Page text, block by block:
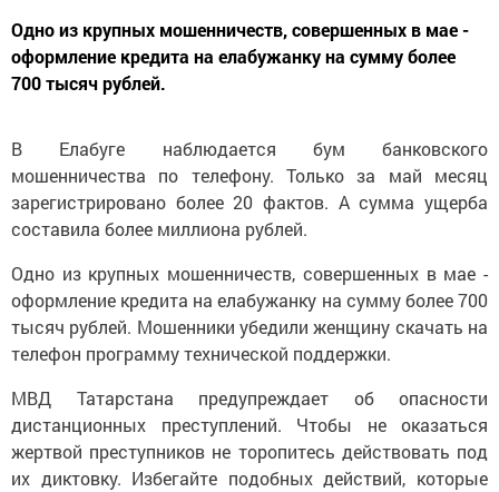
Одно из крупных мошенничеств, совершенных в мае -
оформление кредита на елабужанку на сумму более
700 тысяч рублей.
В Елабуге наблюдается бум банковского
мошенничества по телефону. Только за май месяц
зарегистрировано более 20 фактов. А сумма ущерба
составила более миллиона рублей.
Одно из крупных мошенничеств, совершенных в мае -
оформление кредита на елабужанку на сумму более 700
тысяч рублей. Мошенники убедили женщину скачать на
телефон программу технической поддержки.
МВД Татарстана предупреждает об опасности
дистанционных преступлений. Чтобы не оказаться
жертвой преступников не торопитесь действовать под
их диктовку. Избегайте подобных действий, которые